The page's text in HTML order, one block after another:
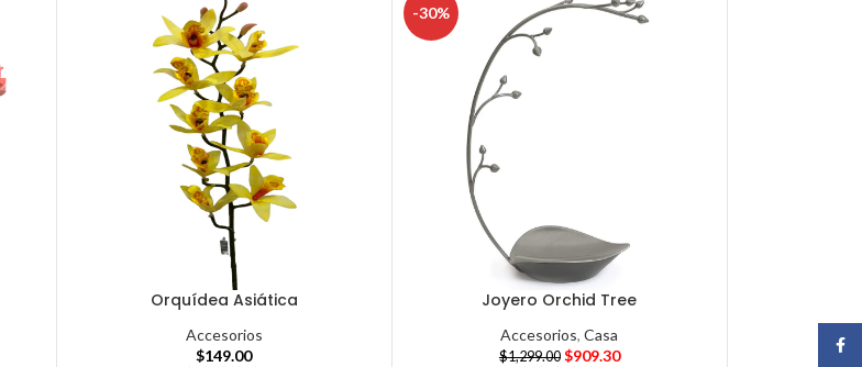
Orquídea Asiática
Accesorios
$149.00
-30%
Joyero Orchid Tree
Accesorios,Casa
$1,299.00 $909.30